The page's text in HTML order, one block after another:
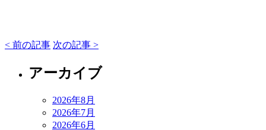
< 前の記事 次の記事 >
アーカイブ
2026年8月
2026年7月
2026年6月